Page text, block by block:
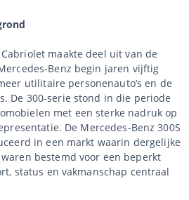
maakte deel uit van de
Benz begin jaren vijftig
utilitaire personenauto’s en de
De 300-serie stond in die periode
met een sterke nadruk op
De Mercedes-Benz 300S
in een markt waarin dergelijke
bestemd voor een beperkt
status en vakmanschap centraal